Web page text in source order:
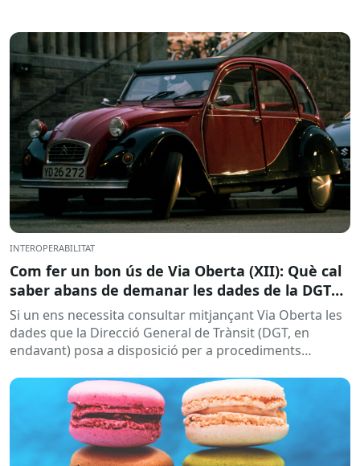
INTEROPERABILITAT
Com fer un bon ús de Via Oberta (XII): Què cal
saber abans de demanar les dades de la DGT
per a procediments sancionadors
Si un ens necessita consultar mitjançant Via Oberta les
dades que la Direcció General de Trànsit (DGT, en
endavant) posa a disposició per a procediments